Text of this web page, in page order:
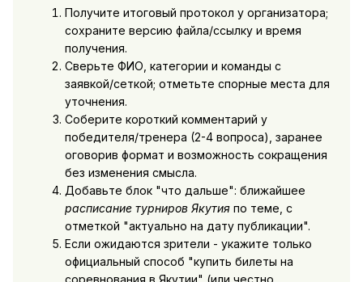
Получите итоговый протокол у организатора;
сохраните версию файла/ссылку и время
получения.
Сверьте ФИО, категории и команды с
заявкой/сеткой; отметьте спорные места для
уточнения.
Соберите короткий комментарий у
победителя/тренера (2-4 вопроса), заранее
оговорив формат и возможность сокращения
без изменения смысла.
Добавьте блок "что дальше": ближайшее
расписание турниров Якутияпо теме, с
отметкой "актуально на дату публикации".
Если ожидаются зрители - укажите только
официальный способ "купить билеты на
соревнования в Якутии" (или честно